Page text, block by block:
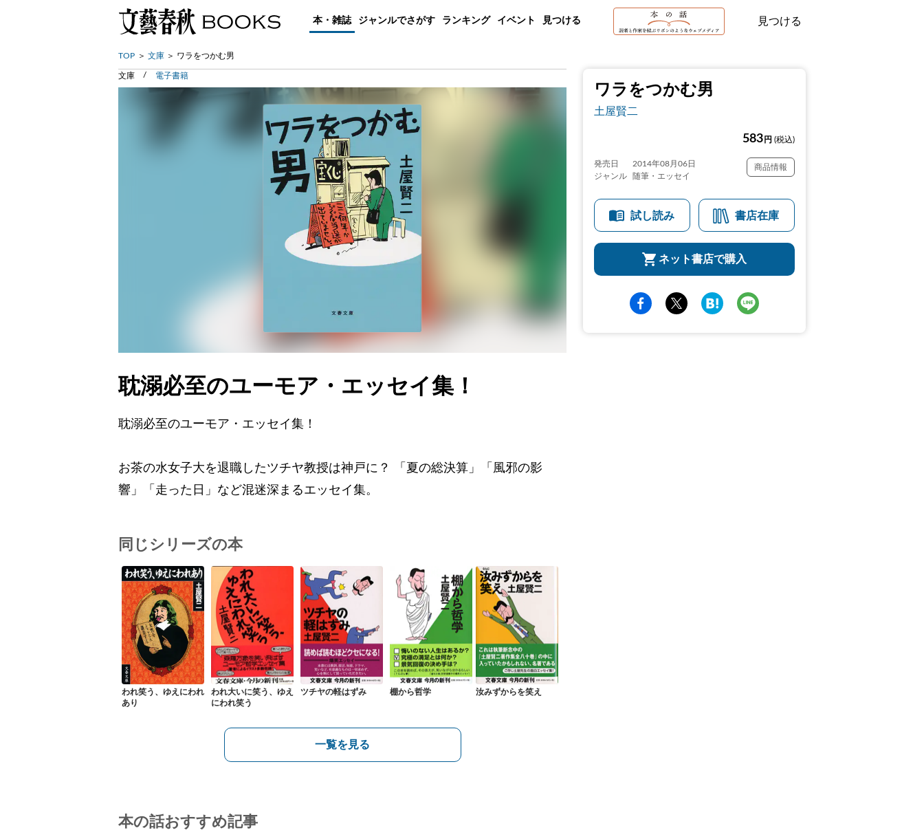
本・雑誌 ジャンルでさがす ランキング イベント 見つける 見つける
TOP 文庫 ワラをつかむ男
ワラをつかむ男
土屋賢二
583 円 (税込)
発売日
2014年08月06日
ジャンル
随筆・エッセイ
商品情報
試し読み 書店在庫
ネット書店で購入
文庫 電子書籍
耽溺必至のユーモア・エッセイ集！
耽溺必至のユーモア・エッセイ集！
お茶の水女子大を退職したツチヤ教授は神戸に？ 「夏の総決算」「風邪の影
響」「走った日」など混迷深まるエッセイ集。
同じシリーズの本
われ笑う、ゆえにわれ
あり
われ大いに笑う、ゆえ
にわれ笑う
ツチヤの軽はずみ 棚から哲学 汝みずからを笑え
一覧を見る
本の話おすすめ記事